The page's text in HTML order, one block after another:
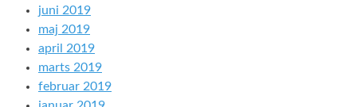
juni 2019
maj 2019
april 2019
marts 2019
februar 2019